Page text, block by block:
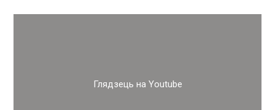
Глядзець на Youtube